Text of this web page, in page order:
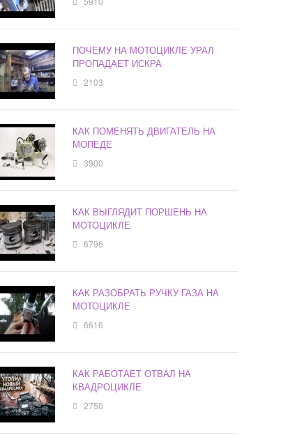
ПОЧЕМУ НА МОТОЦИКЛЕ УРАЛ
ПРОПАДАЕТ ИСКРА
2103
КАК ПОМЕНЯТЬ ДВИГАТЕЛЬ НА
МОПЕДЕ
3900
КАК ВЫГЛЯДИТ ПОРШЕНЬ НА
МОТОЦИКЛЕ
6796
КАК РАЗОБРАТЬ РУЧКУ ГАЗА НА
МОТОЦИКЛЕ
6616
КАК РАБОТАЕТ ОТВАЛ НА
КВАДРОЦИКЛЕ
2750